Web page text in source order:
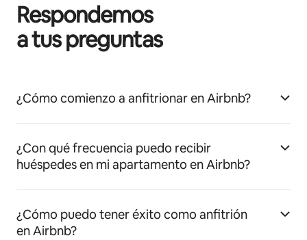
Respondemos
a tus preguntas
¿Cómo comienzo a anfitrionar en Airbnb?
¿Con qué frecuencia puedo recibir
huéspedes en mi apartamento en Airbnb?
¿Cómo puedo tener éxito como anfitrión
en Airbnb?